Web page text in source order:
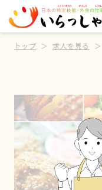
トップ 求人を見る